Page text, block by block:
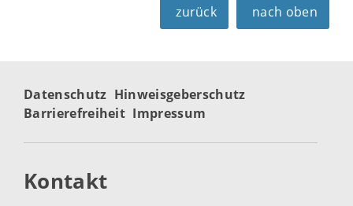
zurück nach oben
Datenschutz Hinweisgeberschutz
Barrierefreiheit Impressum
Kontakt